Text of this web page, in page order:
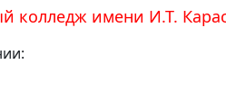
колледж имени И.Т.